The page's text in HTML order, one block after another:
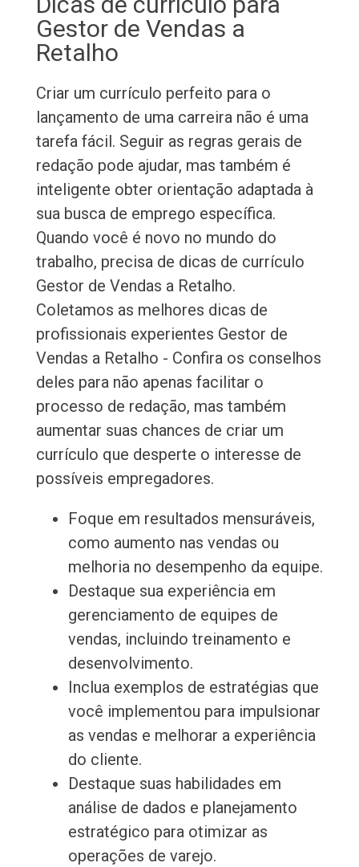
Gestor de Vendas a
Retalho
Criar um currículo perfeito para o
lançamento de uma carreira não é uma
tarefa fácil. Seguir as regras gerais de
redação pode ajudar, mas também é
inteligente obter orientação adaptada à
sua busca de emprego específica.
Quando você é novo no mundo do
trabalho, precisa de dicas de currículo
Gestor de Vendas a Retalho.
Coletamos as melhores dicas de
profissionais experientes Gestor de
Vendas a Retalho - Confira os conselhos
deles para não apenas facilitar o
processo de redação, mas também
aumentar suas chances de criar um
currículo que desperte o interesse de
possíveis empregadores.
Foque em resultados mensuráveis,
como aumento nas vendas ou
melhoria no desempenho da equipe.
Destaque sua experiência em
gerenciamento de equipes de
vendas, incluindo treinamento e
desenvolvimento.
Inclua exemplos de estratégias que
você implementou para impulsionar
as vendas e melhorar a experiência
do cliente.
Destaque suas habilidades em
análise de dados e planejamento
estratégico para otimizar as
operações de varejo.